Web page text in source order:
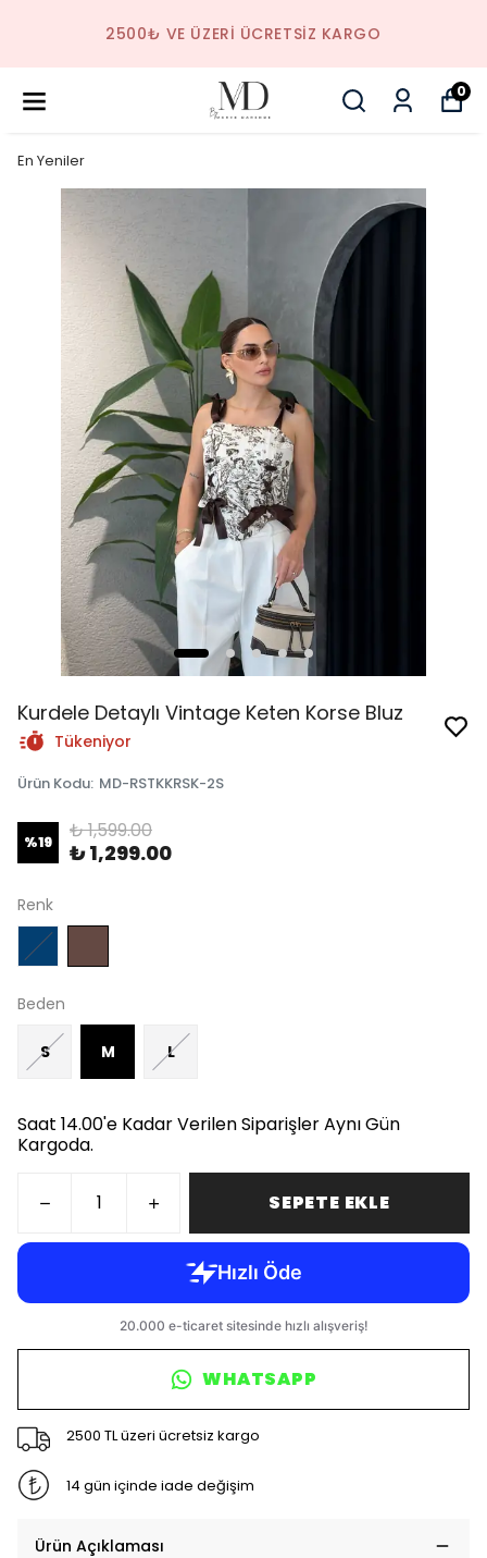
2500₺ VE ÜZERI ÜCRETSIZ KARGO
0
En Yeniler
Kurdele Detaylı Vintage Keten Korse Bluz
Tükeniyor
Ürün Kodu: MD-RSTKKRSK-2S
%19 ₺ 1,599.00
₺ 1,299.00
Renk
Beden
S M L
Saat 14.00'e Kadar Verilen Siparişler Aynı Gün
Kargoda.
SEPETE EKLE
WHATSAPP
2500 TL üzeri ücretsiz kargo
14 gün içinde iade değişim
Ürün Açıklaması